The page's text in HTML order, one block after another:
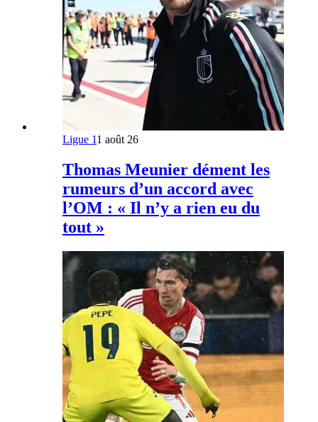
Ligue 11 août 26
Thomas Meunier dément les
rumeurs d’un accord avec
l’OM : « Il n’y a rien eu du
tout »